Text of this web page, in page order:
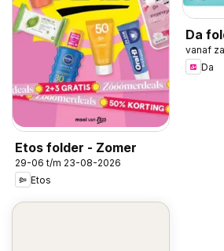
Etos folder - Zomer
29-06 t/m 23-08-2026
Etos
Da
vanaf
Da